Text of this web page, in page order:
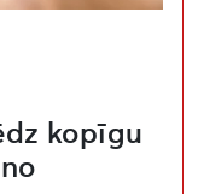
kopīgu